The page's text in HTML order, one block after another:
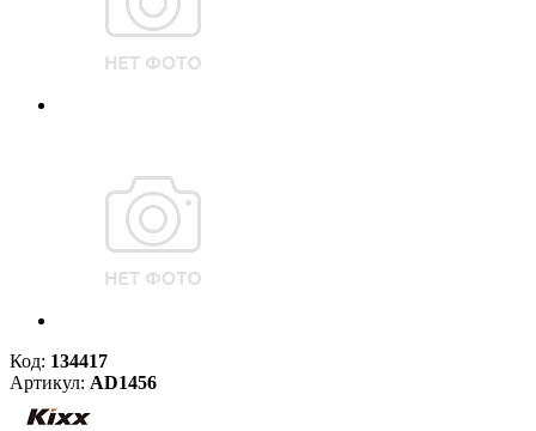
Код: 134417
Артикул: AD1456